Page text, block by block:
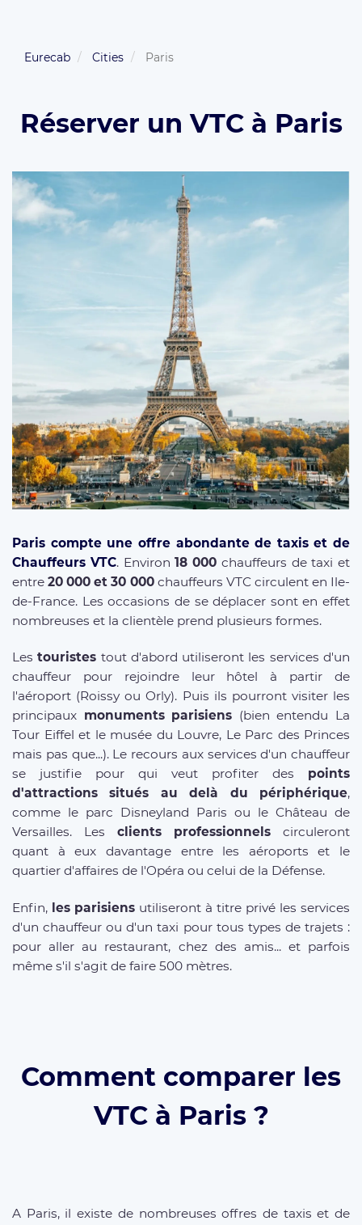
Eurecab Cities Paris
Réserver un VTC à Paris
Paris compte une offre abondante de taxiset de
Chauffeurs VTC. Environ 18 000 chauffeurs de taxi et
entre20 000 et 30 000chauffeurs VTC circulent en Ile-
de-France. Les occasions de se déplacer sont en effet
nombreuses et la clientèle prend plusieurs formes.
Lestouristes tout d'abord utiliseront les services d'un
chauffeur pour rejoindre leur hôtel à partir de
l'aéroport (Roissy ou Orly). Puis ils pourront visiter les
principaux monuments parisiens (bien entendu La
Tour Eiffel et le musée du Louvre, Le Parc des Princes
mais pas que...). Le recours aux services d'un chauffeur
se justifie pour qui veut profiter des points
d'attractions situés au delà du périphérique,
comme le parc Disneyland Paris ou le Château de
Versailles. Les clients professionnels circuleront
quant à eux davantage entre les aéroports et le
quartier d'affaires de l'Opéra ou celui de la Défense.
Enfin, les parisiens utiliseront à titre privé les services
d'un chauffeur ou d'un taxi pour tous types de trajets :
pour aller au restaurant, chez des amis... et parfois
même s'il s'agit de faire 500 mètres.
Comment comparer les
VTC à Paris ?
A Paris, il existe de nombreuses offres de taxis et de